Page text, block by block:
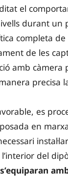
el
durant un
completa
de les
amb càmera
precisa
es
en
del
s’equiparan